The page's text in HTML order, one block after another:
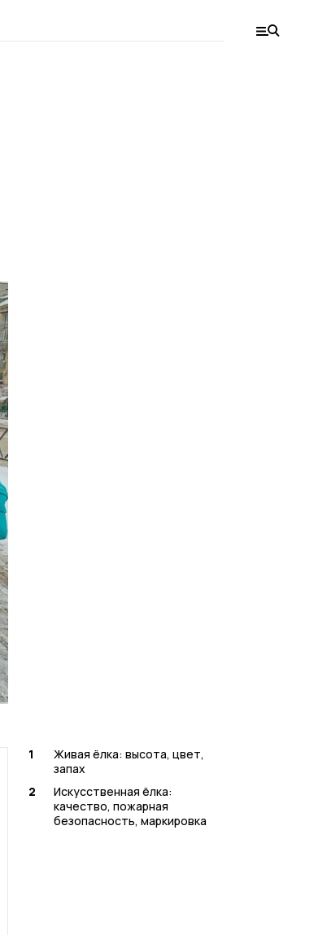
1
Живая ёлка: высота, цвет,
запах
2
Искусственная ёлка:
качество, пожарная
безопасность, маркировка